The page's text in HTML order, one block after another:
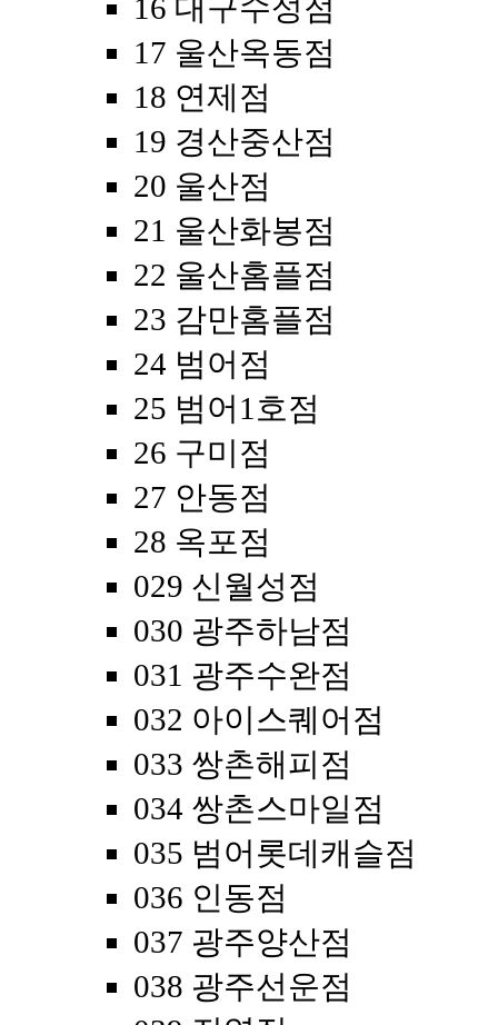
16 대구수성점
17 울산옥동점
18 연제점
19 경산중산점
20 울산점
21 울산화봉점
22 울산홈플점
23 감만홈플점
24 범어점
25 범어1호점
26 구미점
27 안동점
28 옥포점
029 신월성점
030 광주하남점
031 광주수완점
032 아이스퀘어점
033 쌍촌해피점
034 쌍촌스마일점
035 범어롯데캐슬점
036 인동점
037 광주양산점
038 광주선운점